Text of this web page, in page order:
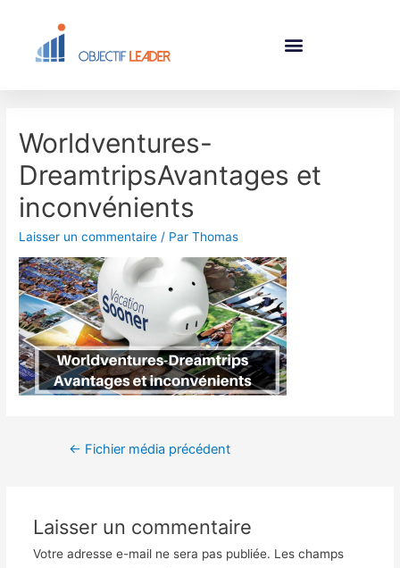
Worldventures-
DreamtripsAvantages et
inconvénients
Laisser un commentaire / ParThomas
← Fichier média précédent
Laisser un commentaire
Votre adresse e-mail ne sera pas publiée. Les champs